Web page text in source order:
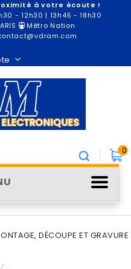
à votre écoute !
- 12h30 | 13h45 - 18h30
Métro Nation
0
DÉCOUPE ET GRAVURE